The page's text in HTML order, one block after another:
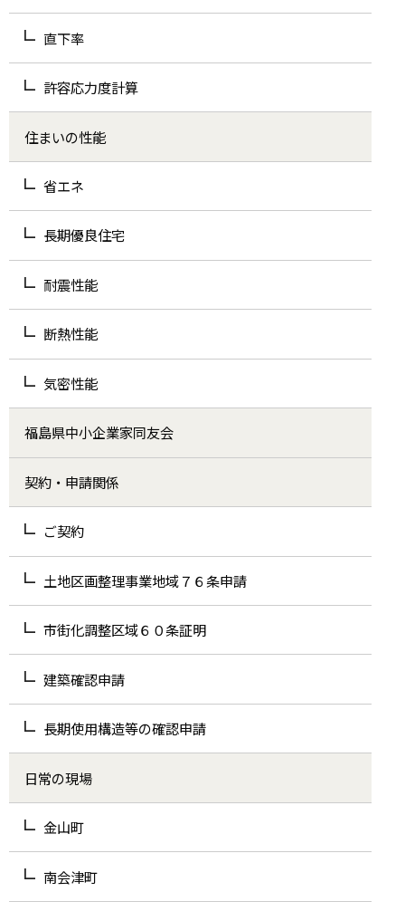
直下率
許容応力度計算
住まいの性能
省エネ
長期優良住宅
耐震性能
断熱性能
気密性能
福島県中小企業家同友会
契約・申請関係
ご契約
土地区画整理事業地域７６条申請
市街化調整区域６０条証明
建築確認申請
長期使用構造等の確認申請
日常の現場
金山町
南会津町